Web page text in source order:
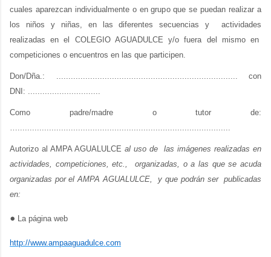
cuales aparezcan individualmente o en grupo que se puedan realizar a
los niños y niñas, en las diferentes secuencias y actividades
realizadas en el COLEGIO AGUADULCE y/o fuera del mismo en
competiciones o encuentros en las que participen.
Don/Dña.: ........................................................................... con
DNI: ..............................
Como padre/madre o tutor de:
Autorizo al AMPA AGUALULCE al uso de las imágenes realizadas en
actividades, competiciones, etc., organizadas, o a las que se acuda
organizadas por el AMPA AGUALULCE, y que podrán ser publicadas
en:
● La página web
http://www.ampaaguadulce.com